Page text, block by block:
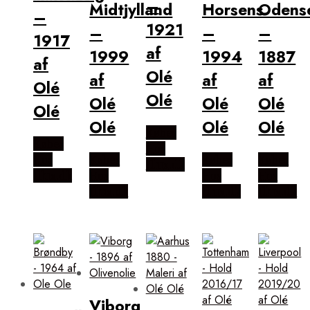
–
1917
af
Olé
Olé
Midtjylland
–
1999
af
Olé
Olé
–
1921
af
Olé
Olé
Horsens
–
1994
af
Olé
Olé
–
1887
af
Olé
Olé